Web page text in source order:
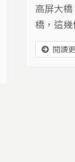
高屏大
橋，這
外，才讓
橋梁管理
閱讀